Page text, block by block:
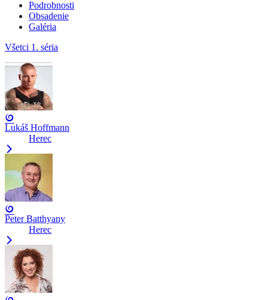
Podrobnosti
Obsadenie
Galéria
Všetci 1. séria
Lukáš Hoffmann
Herec
Peter Batthyany
Herec